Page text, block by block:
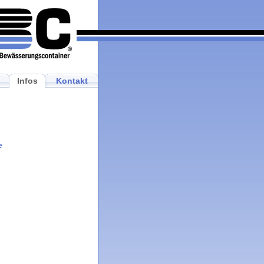
Infos Kontakt